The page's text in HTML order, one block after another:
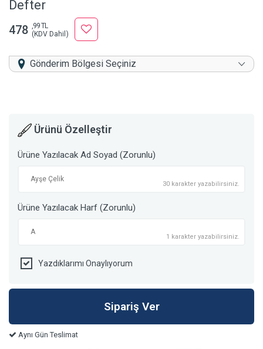
Defter
478 ,99 TL
(KDV Dahil)
Gönderim Bölgesi Seçiniz
Ürünü Özelleştir
Ürüne Yazılacak Ad Soyad (Zorunlu)
30 karakter yazabilirsiniz.
Ürüne Yazılacak Harf (Zorunlu)
1 karakter yazabilirsiniz.
Yazdıklarımı Onaylıyorum
Aynı Gün Teslimat